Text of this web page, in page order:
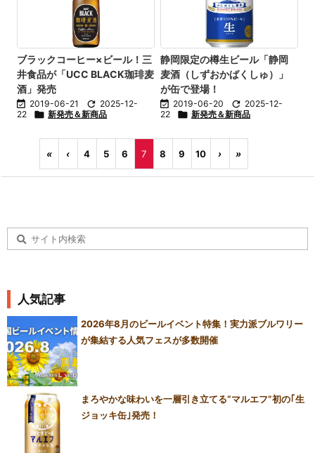
ブラックコーヒー×ビール！三
井食品が「UCC BLACK珈琲麦
酒」発売
 2019-06-21  2025-12-
22
 新発売＆新商品
静岡限定の樽生ビール「静岡
麦酒（しずおかばくしゅ）」
が缶で登場！
 2019-06-20  2025-12-
22
 新発売＆新商品
« ‹ 4 5 6 7 8 9 10 › »
人気記事
2026年8月のビールイベント特集！実力派ブルワリー
が集結する人気フェスが多数開催
まろやかな味わいを一層引き立てる“マルエフ”初の｢生
ジョッキ缶｣発売！